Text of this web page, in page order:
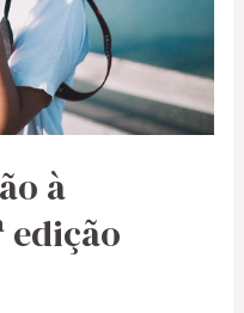
à
edição